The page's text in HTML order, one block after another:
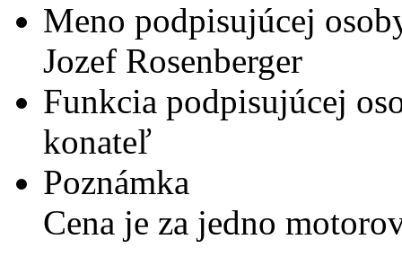
Meno podpisujúcej
Jozef Rosenberger
Funkcia podpisujúcej
konateľ
Poznámka
Cena je za jedno